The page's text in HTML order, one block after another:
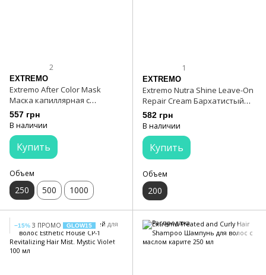
2
EXTREMO
Extremo After Color Mask
Маска капиллярная с
экстрактом улитки 250 мл
557 грн
В наличии
Купить
Объем
250 500 1000
1
EXTREMO
Extremo Nutra Shine Leave-On
Repair Cream Бархатистый
несмываемый крем с
термоактивной технологией
582 грн
В наличии
Купить
Объем
200
−15% З ПРОМО GLOW15